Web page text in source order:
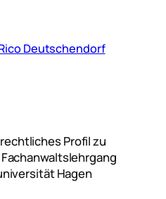
Deutschendorf
Profil zu
Hagen